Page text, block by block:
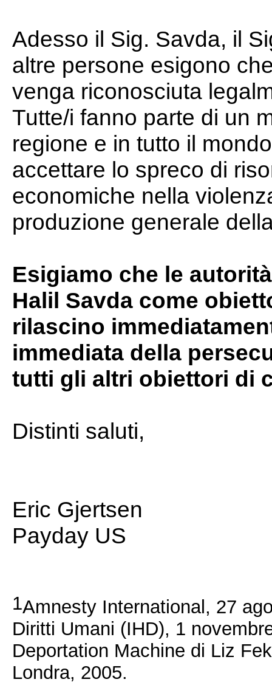
Adesso il Sig. Savda, il
altre persone esigono
venga riconosciuta
Tutte/i fanno parte di un
regione e in tutto il
accettare lo spreco di
economiche nella
produzione generale
Esigiamo che le
Halil Savda come
rilascino
immediata della
tutti gli altri obiettori di
Distinti saluti,
Eric Gjertsen
Payday US
1Amnesty International, 27
Diritti Umani (IHD), 1
Deportation Machine di Liz
Londra, 2005.